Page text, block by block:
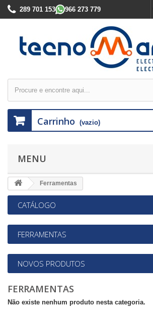
289 701 153 966 273 779
Carrinho (vazio)
MENU
Ferramentas
CATÁLOGO
FERRAMENTAS
NOVOS PRODUTOS
FERRAMENTAS
Não existe nenhum produto nesta categoria.